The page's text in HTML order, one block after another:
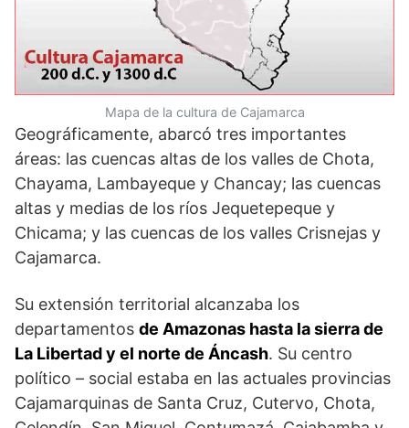
Mapa de la cultura de Cajamarca
Geográficamente, abarcó tres importantes
áreas: las cuencas altas de los valles de Chota,
Chayama, Lambayeque y Chancay; las cuencas
altas y medias de los ríos Jequetepeque y
Chicama; y las cuencas de los valles Crisnejas y
Cajamarca.
Su extensión territorial alcanzaba los
departamentos de Amazonas hasta la sierra de
La Libertad y el norte de Áncash. Su centro
político – social estaba en las actuales provincias
Cajamarquinas de Santa Cruz, Cutervo, Chota,